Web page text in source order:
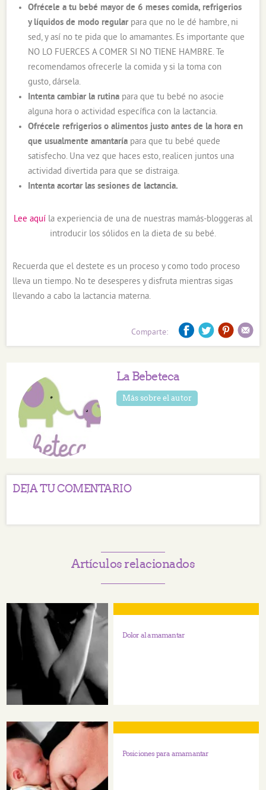
Ofrécele a tu bebé mayor de 6 meses comida, refrigerios
y líquidos de modo regularpara que no le dé hambre, ni
sed, y así no te pida que lo amamantes. Es importante que
NO LO FUERCES A COMER SI NO TIENE HAMBRE. Te
recomendamos ofrecerle la comida y si la toma con
gusto, dársela.
Intenta cambiar la rutina para que tu bebé no asocie
alguna hora o actividad específica con la lactancia.
Ofrécele refrigerios o alimentos justo antes de la hora en
que usualmente amantaría para que tu bebé quede
satisfecho. Una vez que haces esto, realicen juntos una
actividad divertida para que se distraiga.
Intenta acortar las sesiones de lactancia.
Lee aquí la experiencia de una de nuestras mamás-bloggeras al
introducir los sólidos en la dieta de su bebé.
Recuerda que el destete es un proceso y como todo proceso
lleva un tiempo. No te desesperes y disfruta mientras sigas
llevando a cabo la lactancia materna.
Comparte:
La Bebeteca
Más sobre el autor
DEJA TU COMENTARIO
Artículos relacionados
Dolor al amamantar
Posiciones para amamantar